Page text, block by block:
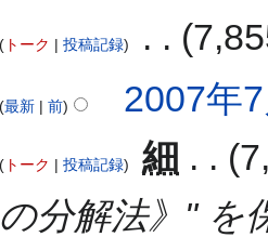
トーク 投稿記録
最新 前 2007年
トーク 投稿記録 ‎細
の分解法》" を